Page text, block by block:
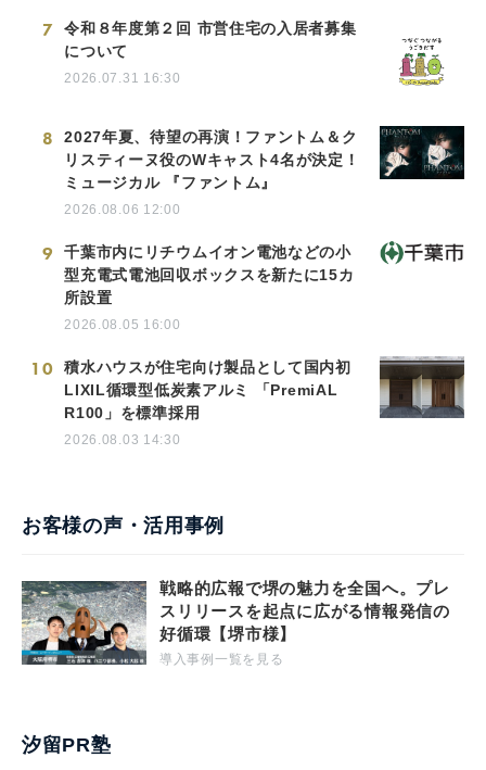
7
令和８年度第２回 市営住宅の入居者募集
について
2026.07.31 16:30
8
2027年夏、待望の再演！ファントム＆ク
リスティーヌ役のWキャスト4名が決定！
ミュージカル 『ファントム』
2026.08.06 12:00
9
千葉市内にリチウムイオン電池などの小
型充電式電池回収ボックスを新たに15カ
所設置
2026.08.05 16:00
10
積水ハウスが住宅向け製品として国内初
LIXIL循環型低炭素アルミ 「PremiAL
R100」を標準採用
2026.08.03 14:30
お客様の声・活用事例
戦略的広報で堺の魅力を全国へ。プレ
スリリースを起点に広がる情報発信の
好循環【堺市様】
導入事例一覧を見る
汐留PR塾